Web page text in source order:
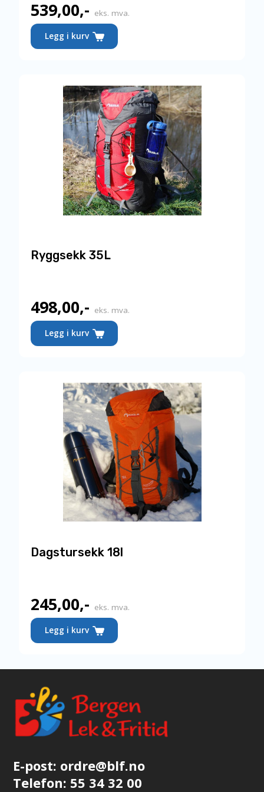
539,00,- eks. mva.
Legg i kurv
Ryggsekk 35L
498,00,- eks. mva.
Legg i kurv
Dagstursekk 18l
245,00,- eks. mva.
Legg i kurv
E-post: ordre@blf.no
Telefon: 55 34 32 00